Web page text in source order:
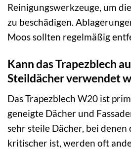
Reinigungswerkzeuge, um
zu beschädigen.
Moos sollten regelmäßig
Kann das Trapezblech
Steildächer verwendet
Das Trapezblech W20 ist
geneigte Dächer und
sehr steile Dächer, bei
kritischer ist, werden oft